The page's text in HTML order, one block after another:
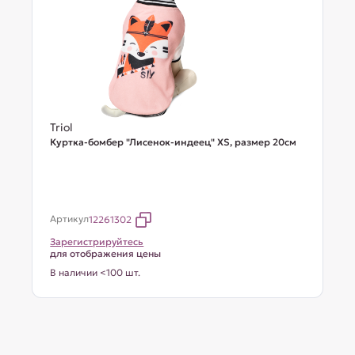
Triol
Куртка-бомбер "Лисенок-индеец" XS, размер 20см
Артикул12261302
Зарегистрируйтесь
для отображения цены
В наличии <100 шт.